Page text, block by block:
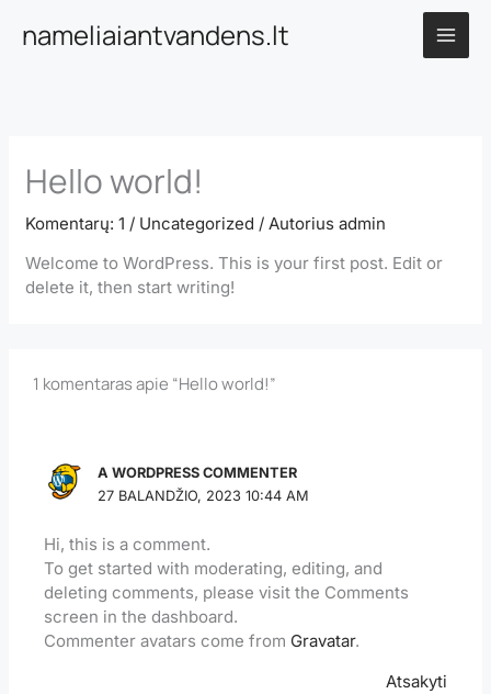
prienameliaiantvandens.lt
Hello world!
Komentarų: 1 / Uncategorized / Autorius admin
Welcome to WordPress. This is your first post. Edit or
delete it, then start writing!
1 komentaras apie “Hello world!”
A WORDPRESS COMMENTER
27 BALANDŽIO, 2023 10:44 AM
Hi, this is a comment.
To get started with moderating, editing, and
deleting comments, please visit the Comments
screen in the dashboard.
Commenter avatars come from Gravatar.
Atsakyti